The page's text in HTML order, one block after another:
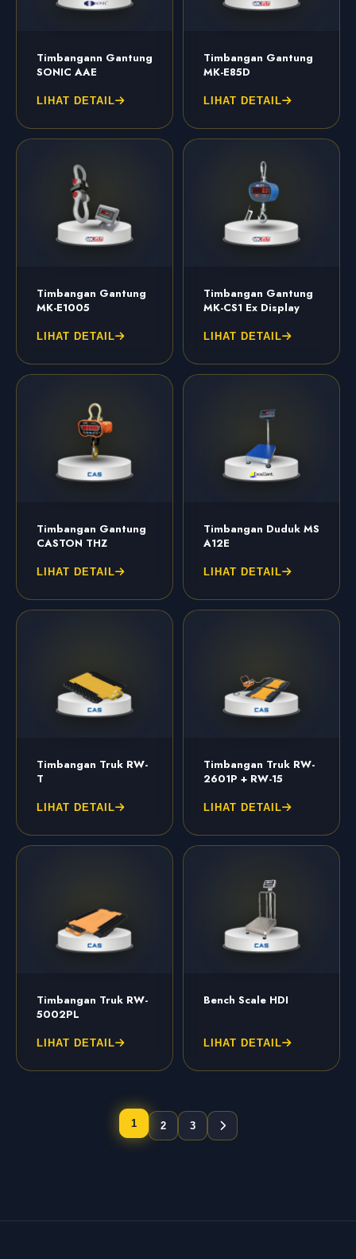
Timbangann Gantung
SONIC AAE
LIHAT DETAIL
Timbangan Gantung
MK-E85D
LIHAT DETAIL
Timbangan Gantung
MK-E1005
LIHAT DETAIL
Timbangan Gantung
MK-CS1 Ex Display
LIHAT DETAIL
Timbangan Gantung
CASTON THZ
LIHAT DETAIL
Timbangan Duduk MS
A12E
LIHAT DETAIL
Timbangan Truk RW-
T
LIHAT DETAIL
Timbangan Truk RW-
2601P + RW-15
LIHAT DETAIL
Timbangan Truk RW-
5002PL
LIHAT DETAIL
Bench Scale HDI
LIHAT DETAIL
1 2 3